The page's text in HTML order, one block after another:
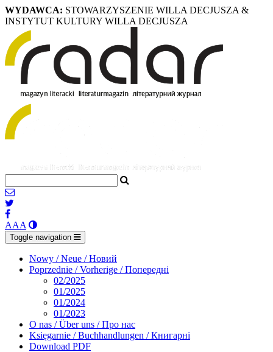
WYDAWCA: STOWARZYSZENIE WILLA DECJUSZA &
INSTYTUT KULTURY WILLA DECJUSZA
AAA
Toggle navigation
Nowy / Neue / Новий
Poprzednie / Vorherige / Попередні
02/2025
01/2025
01/2024
01/2023
O nas / Über uns / Про нас
Księgarnie / Buchhandlungen / Книгарні
Download PDF